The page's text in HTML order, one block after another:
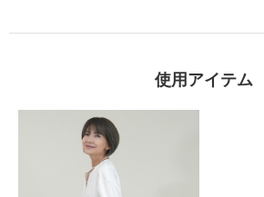
使用アイテム